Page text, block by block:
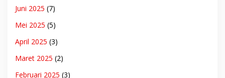
Juni 2025 (7)
Mei 2025 (5)
April 2025 (3)
Maret 2025 (2)
Februari 2025 (3)